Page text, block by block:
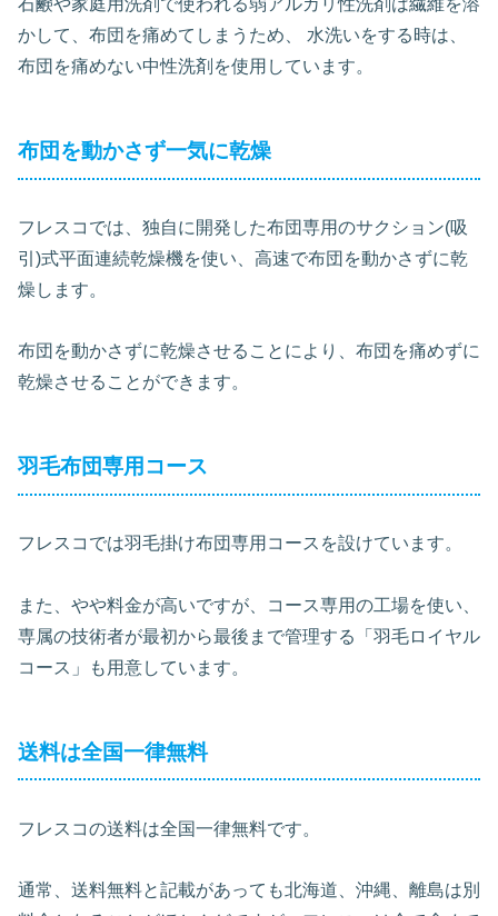
石鹸や家庭用洗剤で使われる弱アルカリ性洗剤は繊維を溶
かして、布団を痛めてしまうため、 水洗いをする時は、
布団を痛めない中性洗剤を使用しています。
布団を動かさず一気に乾燥
フレスコでは、独自に開発した布団専用のサクション(吸
引)式平面連続乾燥機を使い、高速で布団を動かさずに乾
燥します。
布団を動かさずに乾燥させることにより、布団を痛めずに
乾燥させることができます。
羽毛布団専用コース
フレスコでは羽毛掛け布団専用コースを設けています。
また、やや料金が高いですが、コース専用の工場を使い、
専属の技術者が最初から最後まで管理する「羽毛ロイヤル
コース」も用意しています。
送料は全国一律無料
フレスコの送料は全国一律無料です。
通常、送料無料と記載があっても北海道、沖縄、離島は別